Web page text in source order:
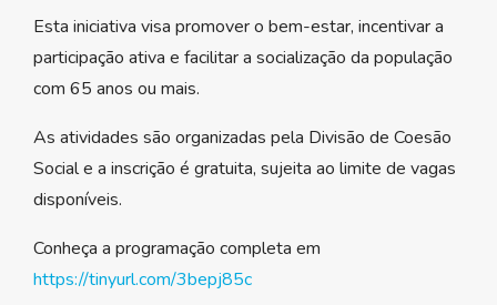
Esta iniciativa visa promover o bem-estar, incentivar a
participação ativa e facilitar a socialização da população
com 65 anos ou mais.
As atividades são organizadas pela Divisão de Coesão
Social e a inscrição é gratuita, sujeita ao limite de vagas
disponíveis.
Conheça a programação completa em
https://tinyurl.com/3bepj85c